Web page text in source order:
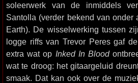
soleerwerk van de inmiddels
Santolla (verder bekend van onder
Earth). De wisselwerking tussen
logge riffs van Trevor Peres gaf
extra wat op Inked In Blood
wat te droog: het gitaargeluid
smaak. Dat kan ook over de